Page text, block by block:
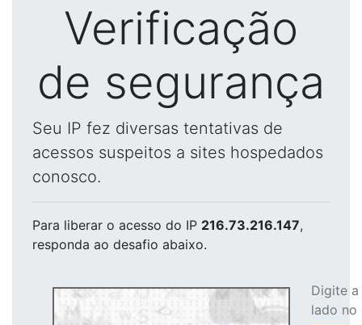
Verificação
de segurança
Seu IP fez diversas tentativas de
acessos suspeitos a sites hospedados
conosco.
Para liberar o acesso do IP 216.73.216.147,
responda ao desafio abaixo.
Digite
lado no